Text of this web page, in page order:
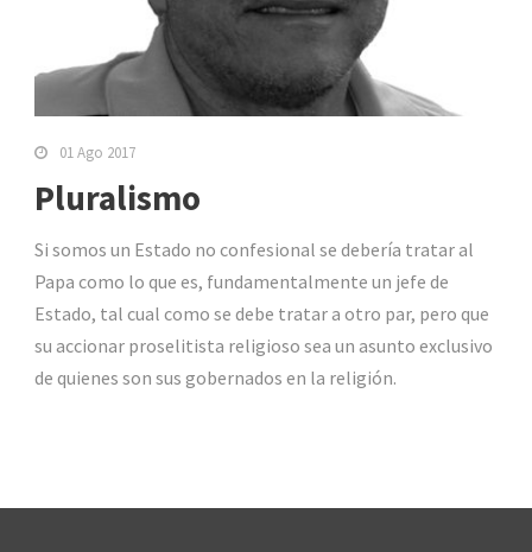
01 Ago 2017
Pluralismo
Si somos un Estado no confesional se debería tratar al
Papa como lo que es, fundamentalmente un jefe de
Estado, tal cual como se debe tratar a otro par, pero que
su accionar proselitista religioso sea un asunto exclusivo
de quienes son sus gobernados en la religión.